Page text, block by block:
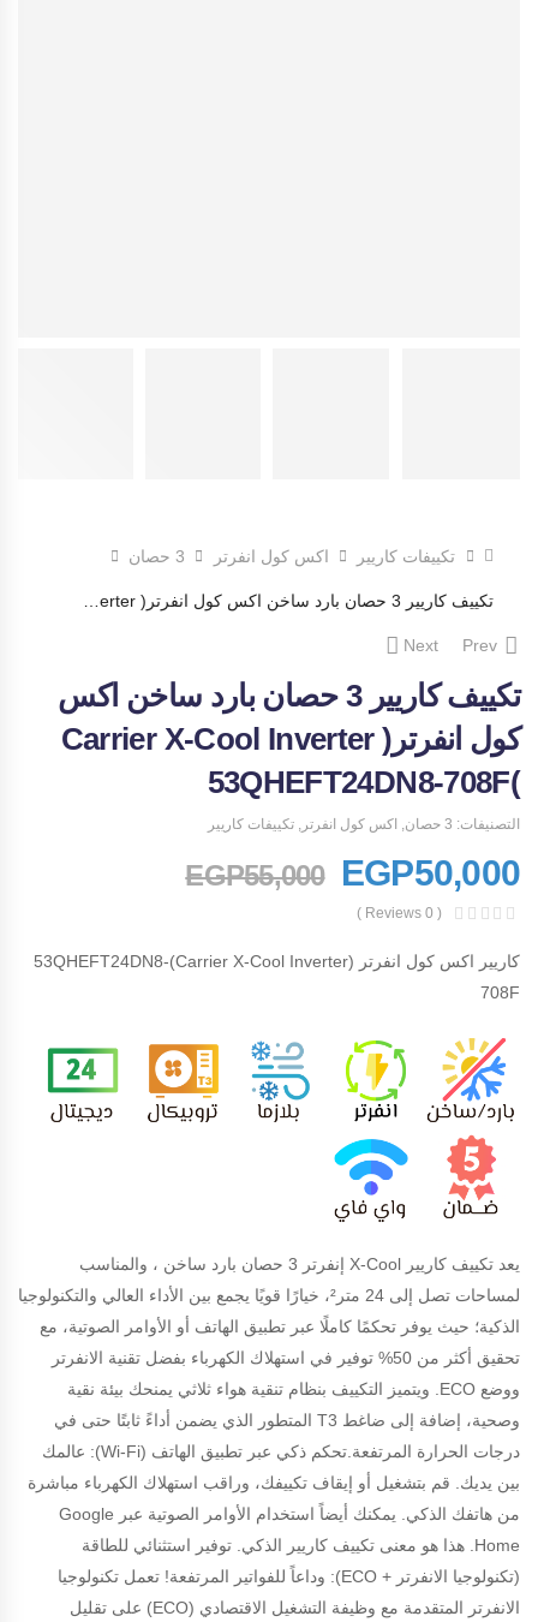
تكييفات كاريير اكس كول انفرتر 3 حصان
تكييف كاريير 3 حصان بارد ساخن اكس كول انفرتر( Carrier X-Cool Inverter )53QHEFT24DN8-708F
Next
تكييف كاريير 3 حصان بارد ساخن اكس
كول انفرتر( Carrier X-Cool Inverter
)53QHEFT24DN8-708F
التصنيفات: 3 حصان , اكس كول انفرتر , تكييفات كاريير
EGP50,000
EGP55,000
( 0 Reviews )
كاريير اكس كول انفرتر (Carrier X-Cool Inverter)53QHEFT24DN8-
708F
يعد تكييف كاريير X-Cool إنفرتر 3 حصان بارد ساخن ، والمناسب
لمساحات تصل إلى 24 متر²، خيارًا قويًا يجمع بين الأداء العالي والتكنولوجيا
الذكية؛ حيث يوفر تحكمًا كاملًا عبر تطبيق الهاتف أو الأوامر الصوتية، مع
تحقيق أكثر من 50% توفير في استهلاك الكهرباء بفضل تقنية الانفرتر
ووضع ECO. ويتميز التكييف بنظام تنقية هواء ثلاثي يمنحك بيئة نقية
وصحية، إضافة إلى ضاغط T3 المتطور الذي يضمن أداءً ثابتًا حتى في
درجات الحرارة المرتفعة.تحكم ذكي عبر تطبيق الهاتف (Wi-Fi): عالمك
بين يديك. قم بتشغيل أو إيقاف تكييفك، وراقب استهلاك الكهرباء مباشرة
من هاتفك الذكي. يمكنك أيضاً استخدام الأوامر الصوتية عبر Google
Home. هذا هو معنى تكييف كاريير الذكي. توفير استثنائي للطاقة
(تكنولوجيا الانفرتر + ECO): وداعاً للفواتير المرتفعة! تعمل تكنولوجيا
الانفرتر المتقدمة مع وظيفة التشغيل الاقتصادي (ECO) على تقليل